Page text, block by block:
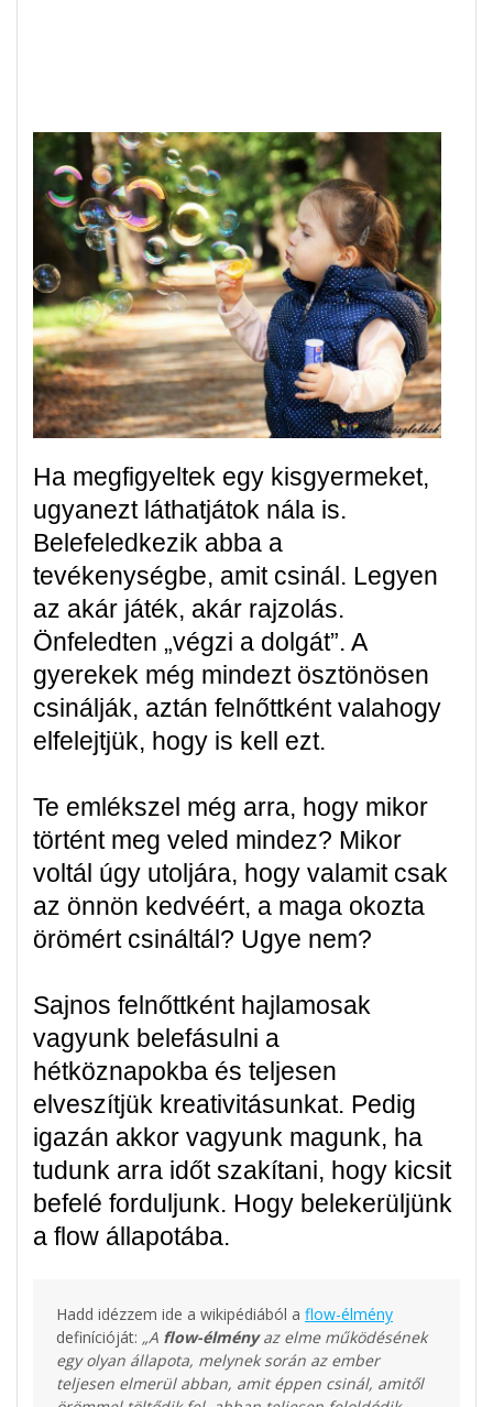
Ha megfigyeltek egy kisgyermeket,
ugyanezt láthatjátok nála is.
Belefeledkezik abba a
tevékenységbe, amit csinál. Legyen
az akár játék, akár rajzolás.
Önfeledten „végzi a dolgát”. A
gyerekek még mindezt ösztönösen
csinálják, aztán felnőttként valahogy
elfelejtjük, hogy is kell ezt.
Te emlékszel még arra, hogy mikor
történt meg veled mindez? Mikor
voltál úgy utoljára, hogy valamit csak
az önnön kedvéért, a maga okozta
örömért csináltál? Ugye nem?
Sajnos felnőttként hajlamosak
vagyunk belefásulni a
hétköznapokba és teljesen
elveszítjük kreativitásunkat. Pedig
igazán akkor vagyunk magunk, ha
tudunk arra időt szakítani, hogy kicsit
befelé forduljunk. Hogy belekerüljünk
a flow állapotába.
Hadd idézzem ide a wikipédiából a flow-élmény
definícióját: „A flow-élményaz elme működésének
egy olyan állapota, melynek során az ember
teljesen elmerül abban, amit éppen csinál, amitől